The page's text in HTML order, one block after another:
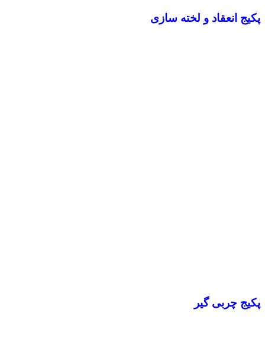
پکیج انعقاد و لخته سازی
پکیج چربی گیر